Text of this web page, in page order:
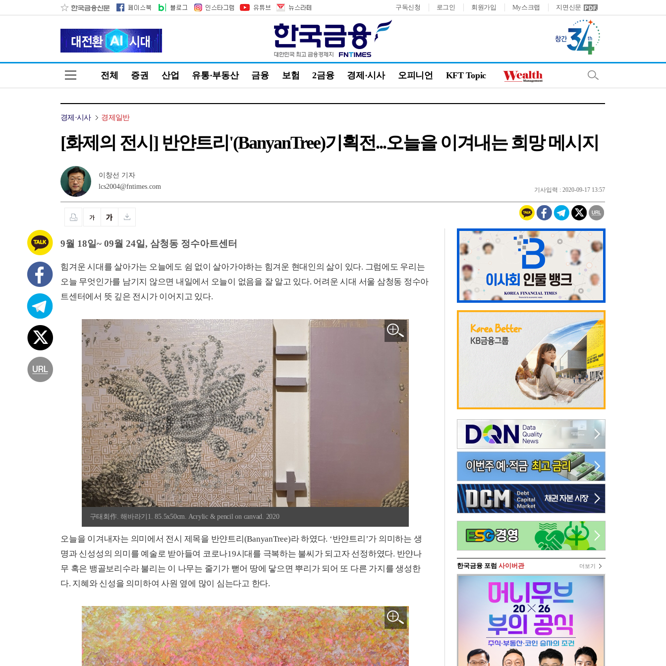
구독신청 로그인 회원가입 My스크랩 지면신문
전체 증권 산업 유통·부동산 금융 보험 2금융 경제·시사 오피니언 KFT Topic
경제·시사 경제일반
[화제의 전시] 반얀트리'(BanyanTree)기획전...오늘을 이겨내는 희망 메시지
이창선 기자
lcs2004@fntimes.com
기사입력 : 2020-09-17 13:57
9월 18일~ 09월 24일, 삼청동 정수아트센터
힘겨운 시대를 살아가는 오늘에도 쉼 없이 살아가야하는 힘겨운 현대인의 삶이 있다. 그럼에도 우리는
오늘 무엇인가를 남기지 않으면 내일에서 오늘이 없음을 잘 알고 있다. 어려운 시대 서울 삼청동 정수아
트센터에서 뜻 깊은 전시가 이어지고 있다.
구태회作. 해바라기1. 85.5x50cm. Acrylic & pencil on canvad. 2020
오늘을 이겨내자는 의미에서 전시 제목을 반얀트리(BanyanTree)라 하였다. ‘반얀트리’가 의미하는 생
명과 신성성의 의미를 예술로 받아들여 코로나19시대를 극복하는 불씨가 되고자 선정하였다. 반얀나
무 혹은 뱅골보리수라 불리는 이 나무는 줄기가 뻗어 땅에 닿으면 뿌리가 되어 또 다른 가지를 생성한
다. 지혜와 신성을 의미하여 사원 옆에 많이 심는다고 한다.
한국금융 포럼 사이버관 더보기